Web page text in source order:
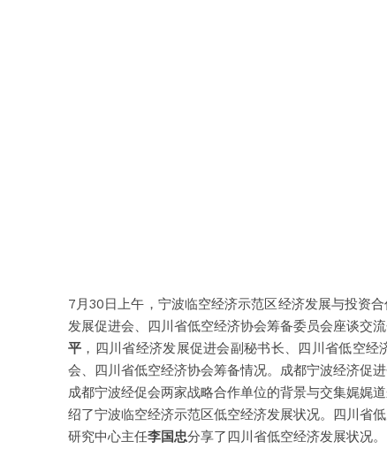
7月30日上午，宁波临空经济示范区经济发展与投资
发展促进会、四川省低空经济协会筹备委员会座谈交
平 ，四川省经济发展促进会副秘书长、四川省低空
会、四川省低空经济协会筹备情况。成都宁波经济促
成都宁波经促会两家战略合作单位的背景与交集娓娓
绍了宁波临空经济示范区低空经济发展状况。四川省
研究中心主任李国忠分享了四川省低空经济发展状况